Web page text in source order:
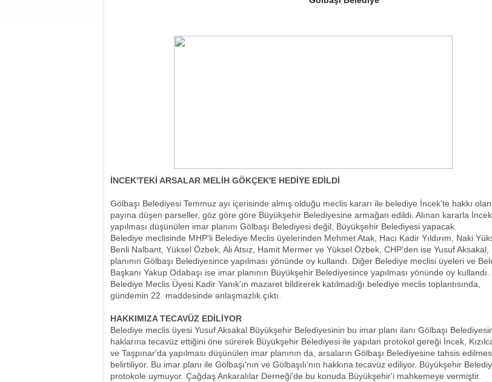
İNCEK'TEKİ ARSALAR MELİH GÖKÇEK'E HEDİYE EDİLDİ
Gölbaşı Belediyesi Temmuz ayı içerisinde almış olduğu meclis kararı ile belediye İncek'te hakkı
payına düşen parseller, göz göre göre Büyükşehir Belediyesine armağan edildi. Alınan kararla
yapılması düşünülen imar planını Gölbaşı Belediyesi değil, Büyükşehir Belediyesi yapacak.
Belediye meclisinde MHP'li Belediye Meclis üyelerinden Mehmet Atak, Hacı Kadir Yıldırım, Naki
Benli Nalbant, Yüksel Özbek, Ali Atsız, Hamit Mermer ve Yüksel Özbek, CHP'den ise Yusuf Aksakal,
planının Gölbaşı Belediyesince yapılması yönünde oy kullandı. Diğer Belediye meclisi üyeleri ve
Başkanı Yakup Odabaşı ise imar planının Büyükşehir Belediyesince yapılması yönünde oy kullandı.
Belediye Meclis Üyesi Kadir Yanık'ın mazaret bildirerek katılmadığı belediye meclis toplantısında,
gündemin 22. maddesinde anlaşmazlık çıktı.
HAKKIMIZA TECAVÜZ EDİLİYOR
Belediye meclis üyesi Yusuf Aksakal Büyükşehir Belediyesinin bu imar planı ilanı Gölbaşı
haklarına tecavüz ettiğini öne sürerek Büyükşehir Belediyesi ile yapılan protokol gereği İncek,
ve Taşpınar'da yapılması düşünülen imar planının da, arsaların Gölbaşı Belediyesine tahsis
belirtiliyor. Bu imar planı ile Gölbaşı'nın ve Gölbaşılı'nın hakkına tecavüz ediliyor. Büyükşehir
protokole uymuyor. Çağdaş Ankaralılar Derneği'de bu konuda Büyükşehir'i mahkemeye vermiştir.